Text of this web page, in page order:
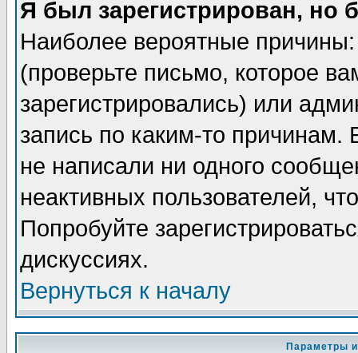
Я был зарегистрирован, но
Наиболее вероятные
(проверьте письмо, которое
зарегистрировались) или
запись по каким-то
не написали ни одного
неактивных пользователей,
Попробуйте
дискуссиях.
Вернуться к началу
Параметры